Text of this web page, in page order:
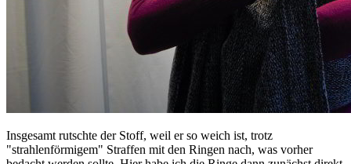
Insgesamt rutschte der Stoff, weil er so weich ist, trotz
"strahlenförmigem" Straffen mit den Ringen nach, was vorher